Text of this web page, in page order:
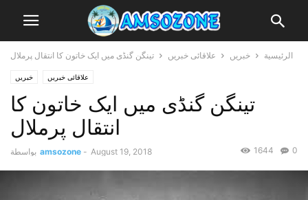
الرئيسية خبریں علاقائی خبریں تینگن گنڈی میں ایک خاتون کا انتقال پرملال
خبریں علاقائی خبریں
تینگن گنڈی میں ایک خاتون کا
انتقال پرملال
بواسطة amsozone - August 19, 2018 0
1644